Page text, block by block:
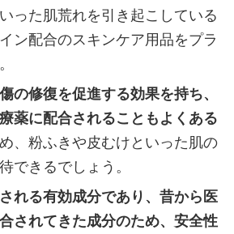
った肌荒れを引き起こしている
ン配合のスキンケア用品をプラ
の修復を促進する効果を持ち、
薬に配合されることもよくある
、粉ふきや皮むけといった肌の
できるでしょう。
れる有効成分であり、昔から医
されてきた成分のため、安全性